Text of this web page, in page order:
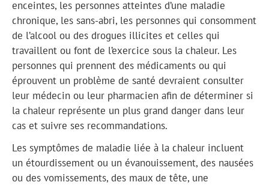
enceintes, les personnes atteintes d’une maladie
chronique, les sans-abri, les personnes qui consomment
de l’alcool ou des drogues illicites et celles qui
travaillent ou font de l’exercice sous la chaleur. Les
personnes qui prennent des médicaments ou qui
éprouvent un problème de santé devraient consulter
leur médecin ou leur pharmacien afin de déterminer si
la chaleur représente un plus grand danger dans leur
cas et suivre ses recommandations.
Les symptômes de maladie liée à la chaleur incluent
un étourdissement ou un évanouissement, des nausées
ou des vomissements, des maux de tête, une